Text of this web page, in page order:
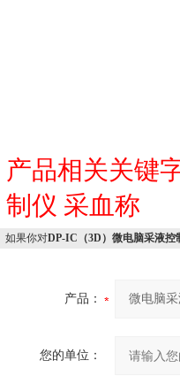
产品相关关键
制仪 采血称
如果你对DP-IC（3D）微电脑采液控
产品：
您的单位：